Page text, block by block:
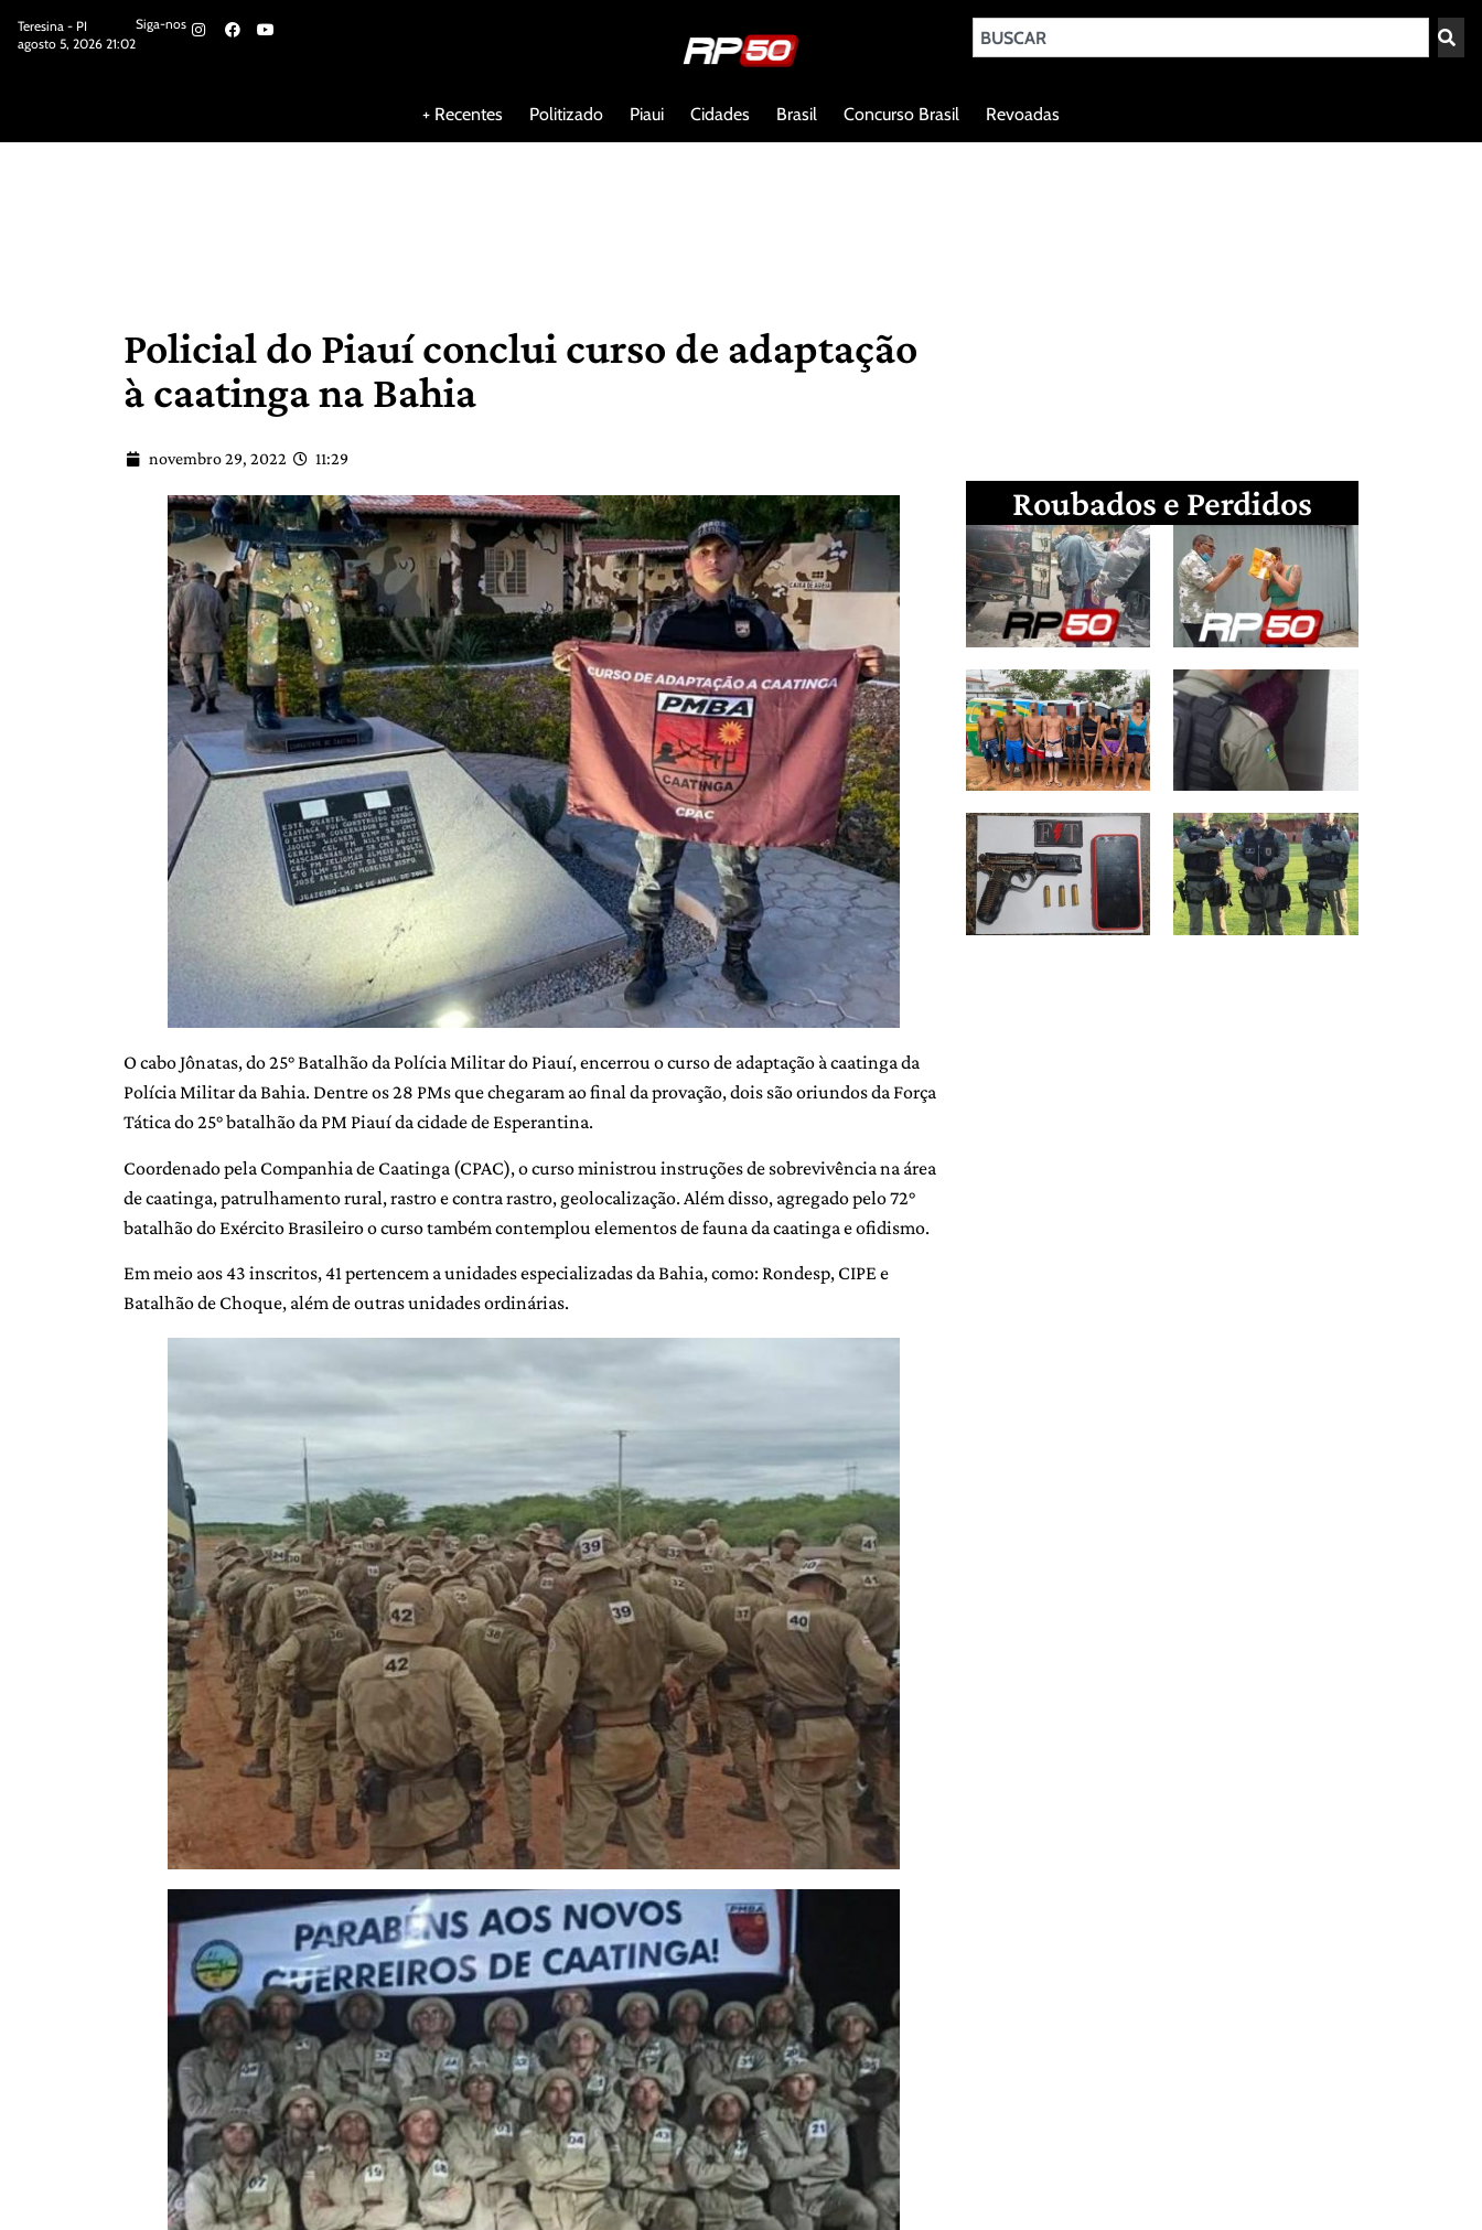
Teresina - PI
agosto 5, 2026 21:02
Siga-nos
+ Recentes Politizado Piaui Cidades Brasil Concurso Brasil Revoadas
Policial do Piauí conclui curso de adaptação
à caatinga na Bahia
novembro 29, 2022 11:29
O cabo Jônatas, do 25° Batalhão da Polícia Militar do Piauí, encerrou o curso de adaptação à caatinga da
Polícia Militar da Bahia. Dentre os 28 PMs que chegaram ao final da provação, dois são oriundos da Força
Tática do 25° batalhão da PM Piauí da cidade de Esperantina.
Coordenado pela Companhia de Caatinga (CPAC), o curso ministrou instruções de sobrevivência na área
de caatinga, patrulhamento rural, rastro e contra rastro, geolocalização. Além disso, agregado pelo 72°
batalhão do Exército Brasileiro o curso também contemplou elementos de fauna da caatinga e ofidismo.
Em meio aos 43 inscritos, 41 pertencem a unidades especializadas da Bahia, como: Rondesp, CIPE e
Batalhão de Choque, além de outras unidades ordinárias.
Roubados e Perdidos